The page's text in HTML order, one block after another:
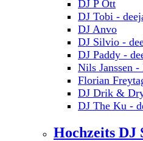
DJ P Ott
DJ Tobi -
DJ Anvo
DJ Silvio -
DJ Paddy -
Nils Janssen
Florian
DJ Drik &
DJ The Ku -
Hochzeits DJ